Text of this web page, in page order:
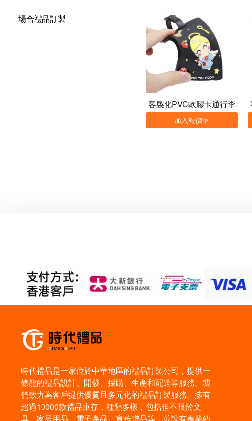
場合禮品訂製
客製化PVC軟膠卡通行李
箱吊牌
加入報價單
時代禮品是一家位於中華地區的禮品訂製公司，提供一
條龍的禮品設計、開發、採購、生產和配送等服務。我
們致力為客戶提供優質且多元化的禮品訂製服務。擁有
超過10000款禮品庫存，種類多樣，包括但不限於文
具、家居用品、電子產品、宣传赠品等。並設有專業的